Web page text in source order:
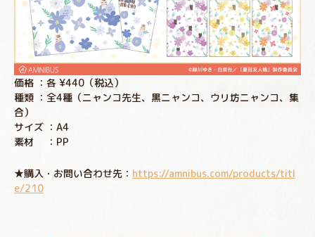
価格 ：各 ¥440（税込）
種類 ：全4種（ニャンコ先生、黒ニャンコ、ウリ坊ニャンコ、集
合）
サイズ ：A4
素材 ：PP
★購入・お問い合わせ先： https://amnibus.com/products/titl
e/210